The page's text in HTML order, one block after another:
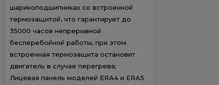
шарикоподшипниках со встроенной
термозащитой, что гарантирует до
35000 часов непрерывной
бесперебойной работы, при этом
встроенная термозащита остановит
двигатель в случае перегрева;
Лицевая панель моделей ERA4 и ERA5